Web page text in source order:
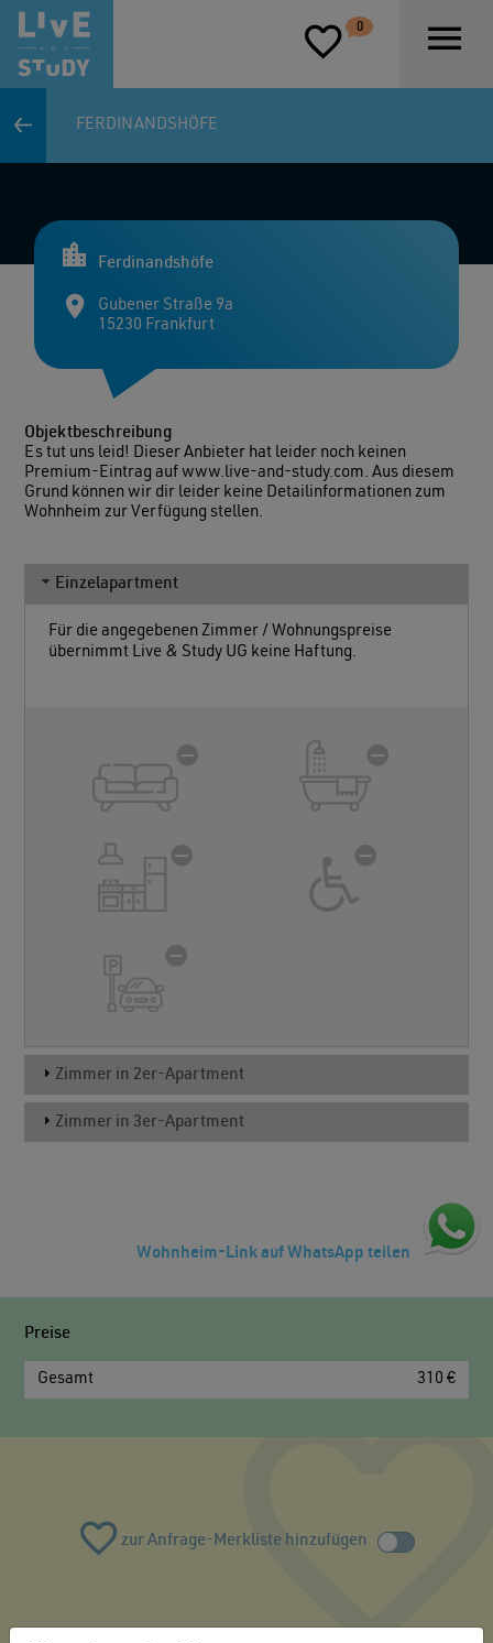
P 0 D
FERDINANDSHÖFE
Ferdinandshöfe
Gubener Straße 9a
15230 Frankfurt
Objektbeschreibung
Es tut uns leid! Dieser Anbieter hat leider noch keinen
Premium-Eintrag auf www.live-and-study.com. Aus diesem
Grund können wir dir leider keine Detailinformationen zum
Wohnheim zur Verfügung stellen.
Einzelapartment
Für die angegebenen Zimmer / Wohnungspreise
übernimmt Live & Study UG keine Haftung.
Zimmer in 2er-Apartment
Zimmer in 3er-Apartment
Wohnheim-Link auf WhatsApp teilen
Preise
Gesamt 310 €
zur Anfrage-Merkliste hinzufügen